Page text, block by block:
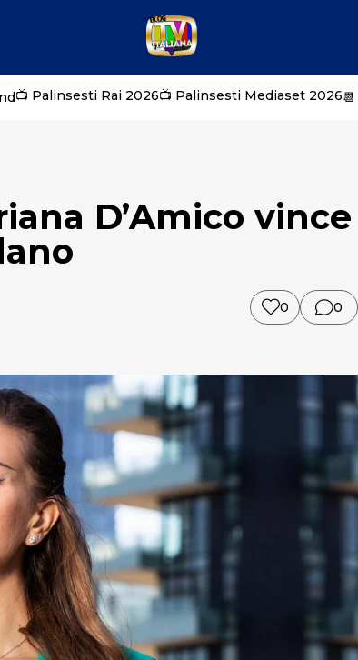
📺 Palinsesti Rai 2026📺 Palinsesti Mediaset 2026
D’Amico vince
0 0